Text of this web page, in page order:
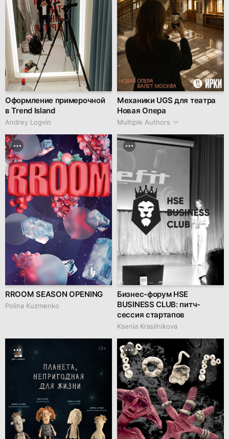
Оформление примерочной
в Trend Island
Andrey Logvin
Механики UGS для театра
Новая Опера
Multiple Authors
RROOM SEASON OPENING
Polina Kuzmenko
Бизнес-форум HSE
BUSINESS CLUB: питч-
сессия стартапов
Ksenia Krasilnikova